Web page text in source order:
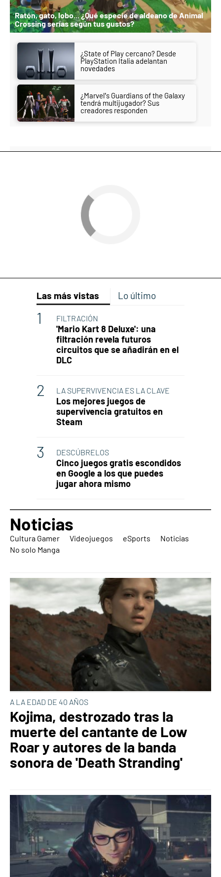
Ratón, gato, lobo... ¿Qué especie de aldeano de Animal
Crossing serías según tus gustos?
¿State of Play cercano? Desde
PlayStation Italia adelantan
novedades
¿Marvel’s Guardians of the Galaxy
tendrá multijugador? Sus
creadores responden
Las más vistas Lo último
FILTRACIÓN
'Mario Kart 8 Deluxe': una
filtración revela futuros
circuitos que se añadirán en el
DLC
LA SUPERVIVENCIA ES LA CLAVE
Los mejores juegos de
supervivencia gratuitos en
Steam
DESCÚBRELOS
Cinco juegos gratis escondidos
en Google a los que puedes
jugar ahora mismo
Noticias
Cultura Gamer Videojuegos eSports
Noticias
No solo Manga
A LA EDAD DE 40 AÑOS
Kojima, destrozado tras la
muerte del cantante de Low
Roar y autores de la banda
sonora de 'Death Stranding'